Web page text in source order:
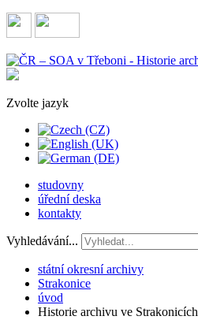
Zvolte jazyk
studovny
úřední deska
kontakty
Vyhledávání...
státní okresní archivy
Strakonice
úvod
Historie archivu ve Strakonicích